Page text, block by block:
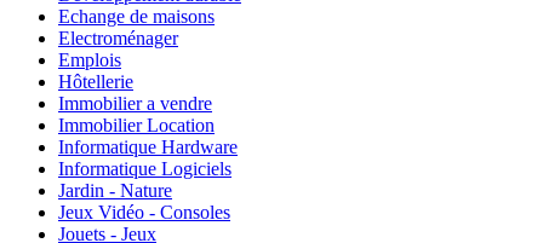
Echange de maisons
Electroménager
Emplois
Hôtellerie
Immobilier a vendre
Immobilier Location
Informatique Hardware
Informatique Logiciels
Jardin - Nature
Jeux Vidéo - Consoles
Jouets - Jeux